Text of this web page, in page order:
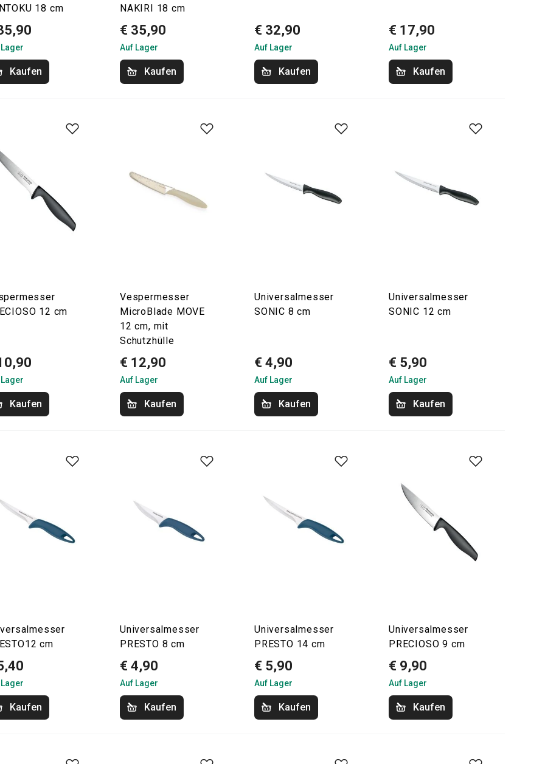
18 cm
Kaufen
NAKIRI 18 cm
€ 35,90
Auf Lager
Kaufen
€ 32,90
Auf Lager
Kaufen
€ 17,90
Auf Lager
Kaufen
12 cm
Kaufen
Vespermesser
MicroBlade MOVE
12 cm, mit
Schutzhülle
€ 12,90
Auf Lager
Kaufen
Universalmesser
SONIC 8 cm
€ 4,90
Auf Lager
Kaufen
Universalmesser
SONIC 12 cm
€ 5,90
Auf Lager
Kaufen
cm
Kaufen
Universalmesser
PRESTO 8 cm
€ 4,90
Auf Lager
Kaufen
Universalmesser
PRESTO 14 cm
€ 5,90
Auf Lager
Kaufen
Universalmesser
PRECIOSO 9 cm
€ 9,90
Auf Lager
Kaufen